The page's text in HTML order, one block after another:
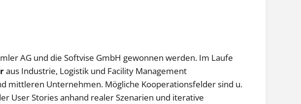
AG und die Softvise GmbH gewonnen werden. Im Laufe
aus Industrie, Logistik und Facility Management
mittleren Unternehmen. Mögliche Kooperationsfelder sind u.
User Stories anhand realer Szenarien und iterative